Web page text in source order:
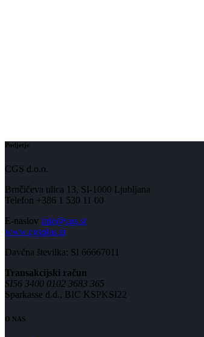
Podjetje
CGS d.o.o.
Brnčičeva ulica 13, SI-1000 Ljubljana
Telefon +386 1 530 11 00
E-naslov info@cgs.si
www.cgsplus.si
Davčna številka: SI 66667011
Transakcijski račun
SI56 3400 0102 3683 365
Sparkasse d.d., BIC KSPKSI22
O NAS